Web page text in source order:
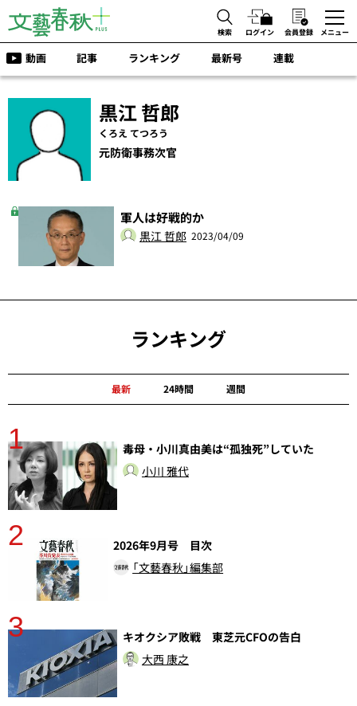
検索 ログイン 会員登録 メニュー
動画 記事 ランキング 最新号 連載
黒江 哲郎
くろえ てつろう
元防衛事務次官
軍人は好戦的か
黒江 哲郎 2023/04/09
ランキング
最新 24時間 週間
1
毒母・小川真由美は“孤独死”していた
小川 雅代
2
2026年9月号 目次
「文藝春秋」編集部
3
キオクシア敗戦 東芝元CFOの告白
大西 康之